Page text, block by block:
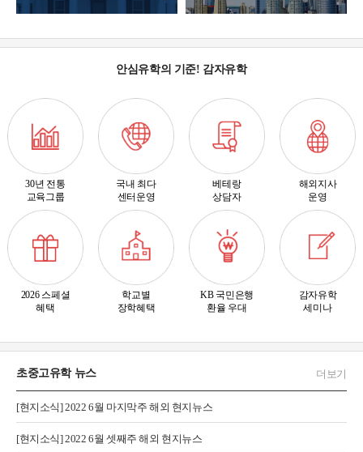
안심유학의 기준! 감자유학
30년 전통
교육그룹
국내 최다
센터운영
베테랑
상담자
해외지사
운영
2026 스페셜
혜택
학교별
장학혜택
KB 국민은행
환율 우대
감자유학
세미나
초중고유학 뉴스 더보기
[현지소식] 2022 6월 마지막주 해외 현지뉴스
[현지소식] 2022 6월 셋째주 해외 현지뉴스